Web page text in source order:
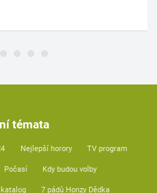
témata
Nejlepší horory TV program
Počasí Kdy budou volby
7 pádů Honzy Dědka